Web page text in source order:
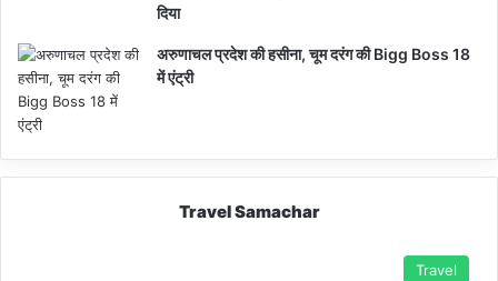
दिया
अरुणाचल प्रदेश की हसीना, चूम दरंग की Bigg Boss 18
में एंट्री
Travel Samachar
Travel